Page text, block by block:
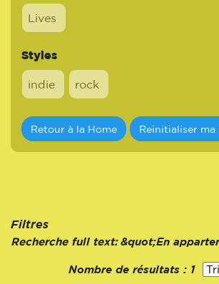
Lives
Styles
indie rock
Retour à la Home Reinitialiser ma
Filtres
Recherche full text: &quot;En
Nombre de résultats : 1